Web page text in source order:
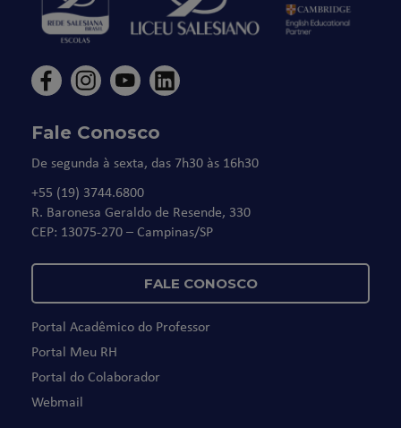
Fale Conosco
De segunda à sexta, das 7h30 às 16h30
+55 (19) 3744.6800
R. Baronesa Geraldo de Resende, 330
CEP: 13075-270 – Campinas/SP
FALE CONOSCO
Portal Acadêmico do Professor
Portal Meu RH
Portal do Colaborador
Webmail